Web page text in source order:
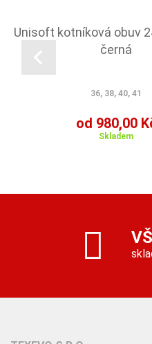
Unisoft kotníková obuv
černá
36, 38, 40, 41
od 980,00
Skladem